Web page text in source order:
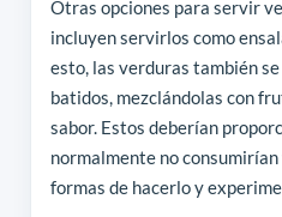
Otras opciones para servir
incluyen servirlos como
esto, las verduras también
batidos, mezclándolas con
sabor. Estos deberían
normalmente no
formas de hacerlo y